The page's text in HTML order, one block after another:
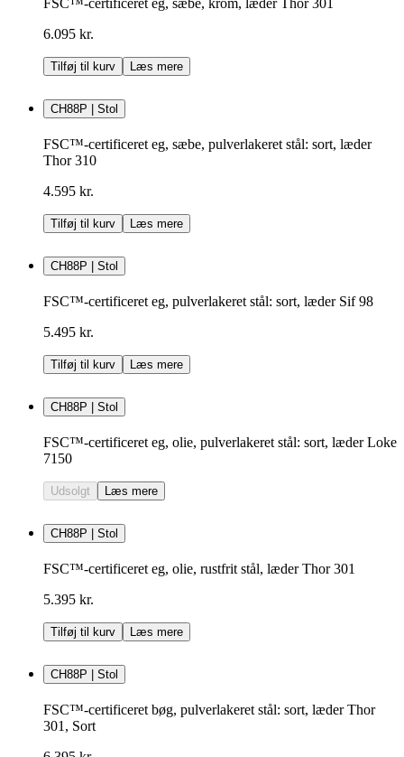
FSC™-certificeret eg, sæbe, krom, læder Thor 301
6.095 kr.
Tilføj til kurv Læs mere
CH88P | Stol
FSC™-certificeret eg, sæbe, pulverlakeret stål: sort, læder
Thor 310
4.595 kr.
Tilføj til kurv Læs mere
CH88P | Stol
FSC™-certificeret eg, pulverlakeret stål: sort, læder Sif 98
5.495 kr.
Tilføj til kurv Læs mere
CH88P | Stol
FSC™-certificeret eg, olie, pulverlakeret stål: sort, læder Loke
7150
Udsolgt Læs mere
CH88P | Stol
FSC™-certificeret eg, olie, rustfrit stål, læder Thor 301
5.395 kr.
Tilføj til kurv Læs mere
CH88P | Stol
FSC™-certificeret bøg, pulverlakeret stål: sort, læder Thor
301, Sort